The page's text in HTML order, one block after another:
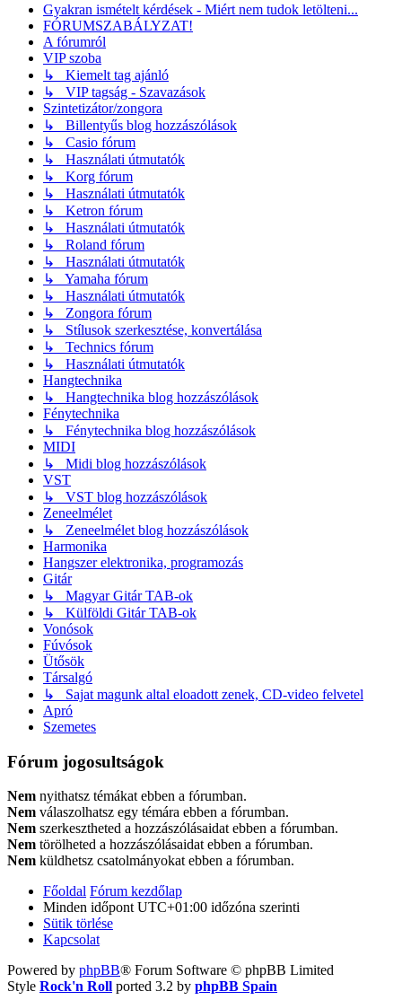
Gyakran ismételt kérdések - Miért nem tudok letölteni...
FÓRUMSZABÁLYZAT!
A fórumról
VIP szoba
↳ Kiemelt tag ajánló
↳ VIP tagság - Szavazások
Szintetizátor/zongora
↳ Billentyűs blog hozzászólások
↳ Casio fórum
↳ Használati útmutatók
↳ Korg fórum
↳ Használati útmutatók
↳ Ketron fórum
↳ Használati útmutatók
↳ Roland fórum
↳ Használati útmutatók
↳ Yamaha fórum
↳ Használati útmutatók
↳ Zongora fórum
↳ Stílusok szerkesztése, konvertálása
↳ Technics fórum
↳ Használati útmutatók
Hangtechnika
↳ Hangtechnika blog hozzászólások
Fénytechnika
↳ Fénytechnika blog hozzászólások
MIDI
↳ Midi blog hozzászólások
VST
↳ VST blog hozzászólások
Zeneelmélet
↳ Zeneelmélet blog hozzászólások
Harmonika
Hangszer elektronika, programozás
Gitár
↳ Magyar Gitár TAB-ok
↳ Külföldi Gitár TAB-ok
Vonósok
Fúvósok
Ütősök
Társalgó
↳ Sajat magunk altal eloadott zenek, CD-video felvetel
Apró
Szemetes
Fórum jogosultságok
Nem nyithatsz témákat ebben a fórumban.
Nem válaszolhatsz egy témára ebben a fórumban.
Nem szerkesztheted a hozzászólásaidat ebben a fórumban.
Nem törölheted a hozzászólásaidat ebben a fórumban.
Nem küldhetsz csatolmányokat ebben a fórumban.
Főoldal Fórum kezdőlap
Minden időpont UTC+01:00 időzóna szerinti
Sütik törlése
Kapcsolat
Powered by phpBB® Forum Software © phpBB Limited
Style Rock'n Roll ported 3.2 by phpBB Spain